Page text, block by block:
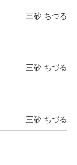
三砂 ちづる
三砂 ちづる
三砂 ちづる